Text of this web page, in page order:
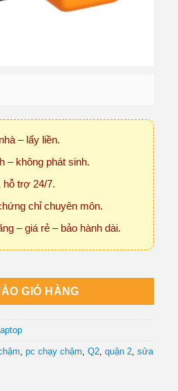
– lấy liền.
– không phát sinh.
hỗ trợ 24/7.
chỉ chuyên môn.
– giá rẻ – bảo hành dài.
Quận 2 - Tận Nhà số lượng
GIỎ HÀNG
pc chạy chậm Q2 quận 2 sửa